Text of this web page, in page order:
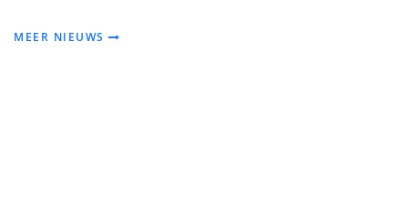
MEER NIEUWS